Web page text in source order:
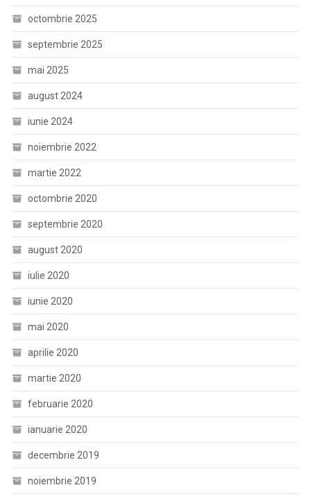
octombrie 2025
septembrie 2025
mai 2025
august 2024
iunie 2024
noiembrie 2022
martie 2022
octombrie 2020
septembrie 2020
august 2020
iulie 2020
iunie 2020
mai 2020
aprilie 2020
martie 2020
februarie 2020
ianuarie 2020
decembrie 2019
noiembrie 2019